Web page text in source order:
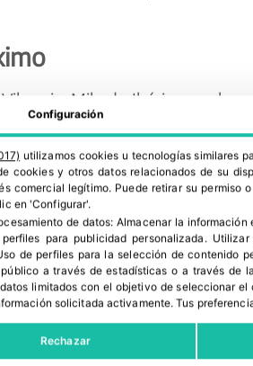
Mikado Ibérica en el
con dos variedades de
21872. Ambas están
y destacan por su resistencia
alta resistencia a Fusarium
en zonas productoras como
Configuración
utilizamos cookies u tecnologías similares
cookies y otros datos relacionados de su
comercial legítimo. Puede retirar su permiso
en 'Configurar'.
de datos:Almacenar la información
para publicidad personalizada .
de perfiles para la selección de contenido
a través de estadísticas o a través de
limitados con el objetivo de seleccionar el
solicitada activamente.Tus
Rechazar